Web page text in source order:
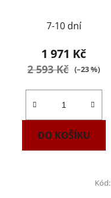
7-10 dní
1 971 Kč
2 593 Kč (–23 %)
DO KOŠÍKU
Kód: